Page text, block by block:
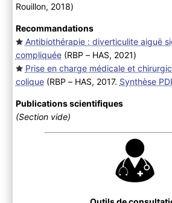
Rouillon, 2018)
Recommandations
Antibiothérapie : diverticulite aiguë
compliquée(RBP – HAS, 2021)
Prise en charge médicale et
colique(RBP – HAS, 2017. Synthèse
Publications scientifiques
(Section vide)